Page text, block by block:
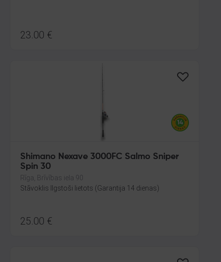
23.00 €
Shimano Nexave 3000FC Salmo Sniper
Spin 30
Rīga, Brīvības iela 90
Stāvoklis Ilgstoši lietots (Garantija 14 dienas)
25.00 €